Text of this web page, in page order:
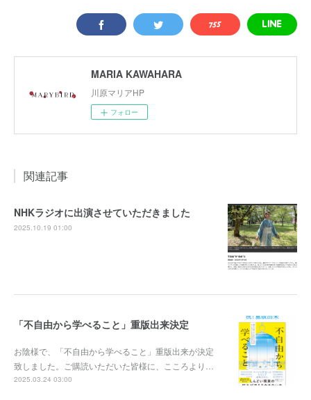
MARIA KAWAHARA
川原マリアHP
フォロー
関連記事
NHKラジオに出演させていただきました
2025.10.19 01:00
「不自由から学べること」重版出来決定
お陰様で、「不自由から学べること」重版出来が決定
致しました。ご購読いただいた皆様に、こころより…
2025.03.24 03:00